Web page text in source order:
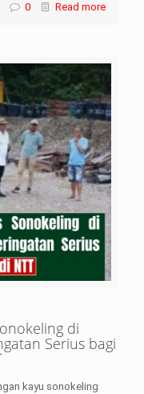
0 Read more
di
Serius bagi
kayu sonokeling